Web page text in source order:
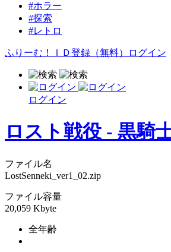
#ホラー
#探索
#レトロ
ふりーむ！ＩＤ登録（無料） ログイン
ログイン
ロスト戦役 - 黒騎
ファイル名
LostSenneki_ver1_02.zip
ファイル容量
20,059 Kbyte
全年齢